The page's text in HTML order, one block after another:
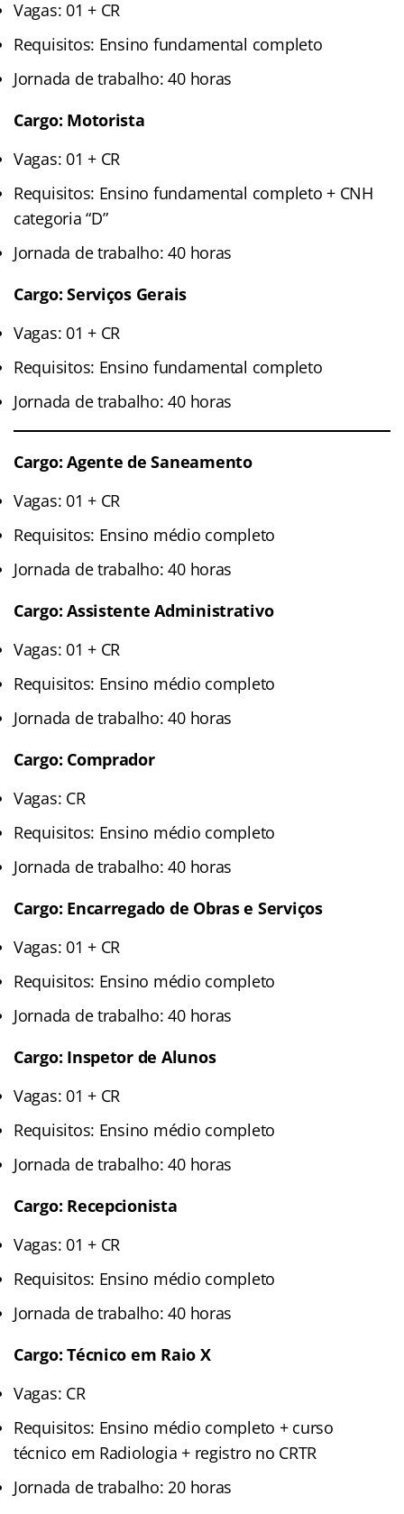
Vagas: 01 + CR
Requisitos: Ensino fundamental completo
Jornada de trabalho: 40 horas
Cargo: Motorista
Vagas: 01 + CR
Requisitos: Ensino fundamental completo + CNH
categoria “D”
Jornada de trabalho: 40 horas
Cargo: Serviços Gerais
Vagas: 01 + CR
Requisitos: Ensino fundamental completo
Jornada de trabalho: 40 horas
Cargo: Agente de Saneamento
Vagas: 01 + CR
Requisitos: Ensino médio completo
Jornada de trabalho: 40 horas
Cargo: Assistente Administrativo
Vagas: 01 + CR
Requisitos: Ensino médio completo
Jornada de trabalho: 40 horas
Cargo: Comprador
Vagas: CR
Requisitos: Ensino médio completo
Jornada de trabalho: 40 horas
Cargo: Encarregado de Obras e Serviços
Vagas: 01 + CR
Requisitos: Ensino médio completo
Jornada de trabalho: 40 horas
Cargo: Inspetor de Alunos
Vagas: 01 + CR
Requisitos: Ensino médio completo
Jornada de trabalho: 40 horas
Cargo: Recepcionista
Vagas: 01 + CR
Requisitos: Ensino médio completo
Jornada de trabalho: 40 horas
Cargo: Técnico em Raio X
Vagas: CR
Requisitos: Ensino médio completo + curso
técnico em Radiologia + registro no CRTR
Jornada de trabalho: 20 horas